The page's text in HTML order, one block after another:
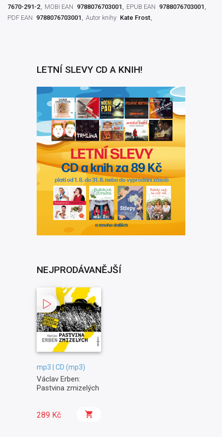
7670-291-2
MOBI EAN 9788076703001 EPUB EAN 9788076703001
PDF EAN 9788076703001 Autor knihy Kate Frost
LETNÍ SLEVY CD A KNIH!
NEJPRODÁVANĚJŠÍ
mp3 | CD (mp3)
Václav Erben:
Pastvina zmizelých
289 Kč